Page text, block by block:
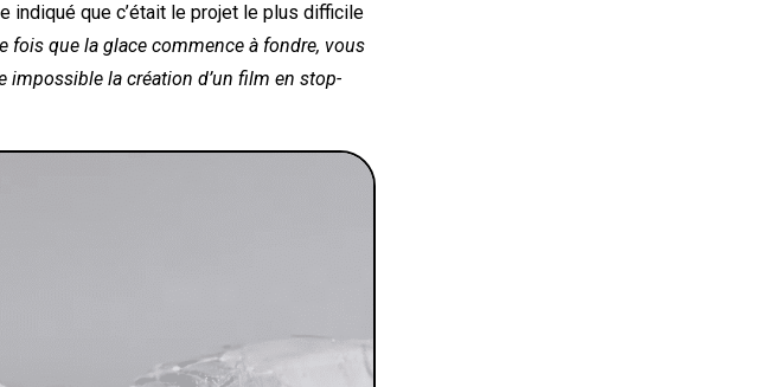
indiqué que c’était le projet le plus difficile
fois que la glace commence à fondre, vous
impossible la création d’un film en stop-